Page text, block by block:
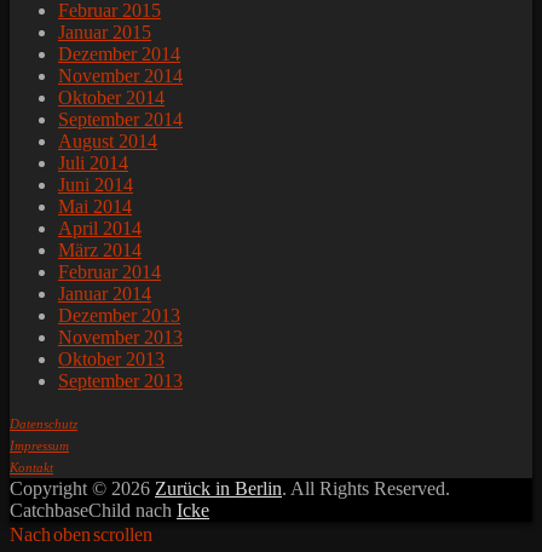
Februar 2015
Januar 2015
Dezember 2014
November 2014
Oktober 2014
September 2014
August 2014
Juli 2014
Juni 2014
Mai 2014
April 2014
März 2014
Februar 2014
Januar 2014
Dezember 2013
November 2013
Oktober 2013
September 2013
Datenschutz
Impressum
Kontakt
Copyright © 2026 Zurück in Berlin. All Rights Reserved.
CatchbaseChild nach Icke
Nach oben scrollen